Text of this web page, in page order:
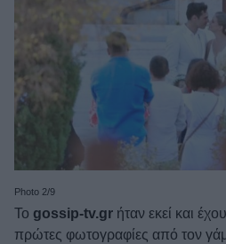
Photo 2/9
Το gossip-tv.gr ήταν εκεί και
πρώτες φωτογραφίες από τον